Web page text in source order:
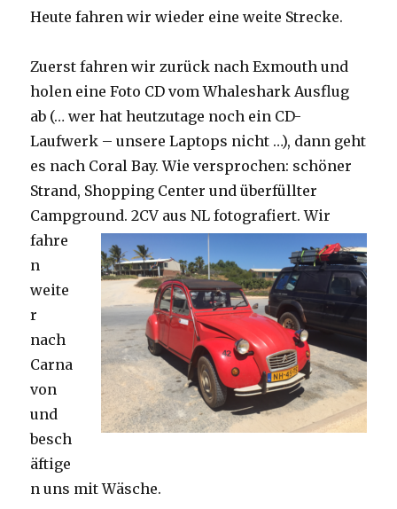
Heute fahren wir wieder eine weite Strecke.
Zuerst fahren wir zurück nach Exmouth und
holen eine Foto CD vom Whaleshark Ausflug
ab (… wer hat heutzutage noch ein CD-
Laufwerk – unsere Laptops nicht …), dann geht
es nach Coral Bay. Wie versprochen: schöner
Strand, Shopping Center und überfüllter
Campground.2CV aus NL fotografiert. Wir
fahre
n
weite
r
nach
Carna
von
und
besch
äftige
n uns mit Wäsche.